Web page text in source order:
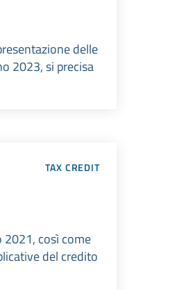
delle
2023, si precisa
TAX CREDIT
2021, così come
del credito